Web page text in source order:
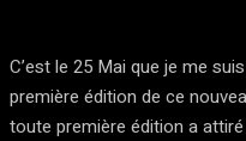
C’est le 25 Mai que je me
première édition de ce
toute première édition a